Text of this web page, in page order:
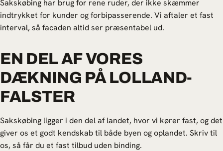
Sakskøbing har brug for rene ruder, der ikke skæmmer
indtrykket for kunder og forbipasserende. Vi aftaler et fast
interval, så facaden altid ser præsentabel ud.
EN DEL AF VORES
DÆKNING PÅ LOLLAND-
FALSTER
Sakskøbing ligger i den del af landet, hvor vi kører fast, og det
giver os et godt kendskab til både byen og oplandet. Skriv til
os, så får du et fast tilbud uden binding.